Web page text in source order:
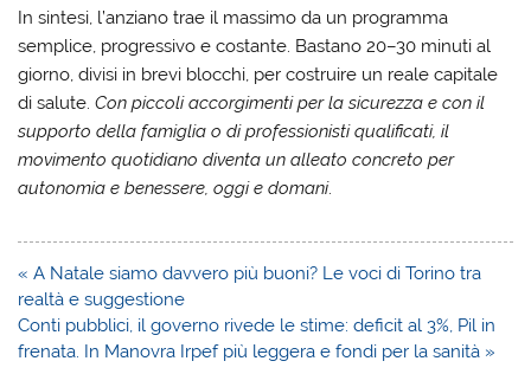
In sintesi, l’anziano trae il massimo da un programma
semplice, progressivo e costante. Bastano 20–30 minuti al
giorno, divisi in brevi blocchi, per costruire un reale capitale
di salute. Con piccoli accorgimenti per la sicurezza e con il
supporto della famiglia o di professionisti qualificati, il
movimento quotidiano diventa un alleato concreto per
autonomia e benessere, oggi e domani.
Navigazione
articoli
« A Natale siamo davvero più buoni? Le voci di Torino tra
realtà e suggestione
Conti pubblici, il governo rivede le stime: deficit al 3%, Pil in
frenata. In Manovra Irpef più leggera e fondi per la sanità »